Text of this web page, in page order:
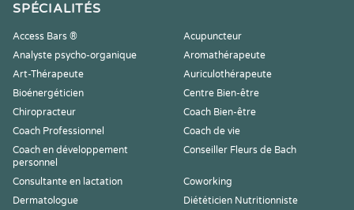
SPÉCIALITÉS
Access Bars ®
Acupuncteur
Analyste psycho-organique
Aromathérapeute
Art-Thérapeute
Auriculothérapeute
Bioénergéticien
Centre Bien-être
Chiropracteur
Coach Bien-être
Coach Professionnel
Coach de vie
Coach en développement
personnel
Conseiller Fleurs de Bach
Consultante en lactation
Coworking
Dermatologue
Diététicien Nutritionniste